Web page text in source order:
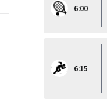
6:00
6:15